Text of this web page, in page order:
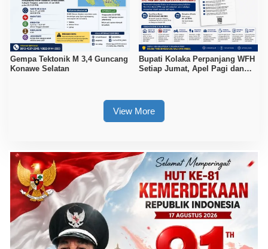
Gempa Tektonik M 3,4 Guncang
Konawe Selatan
Bupati Kolaka Perpanjang WFH
Setiap Jumat, Apel Pagi dan
View More